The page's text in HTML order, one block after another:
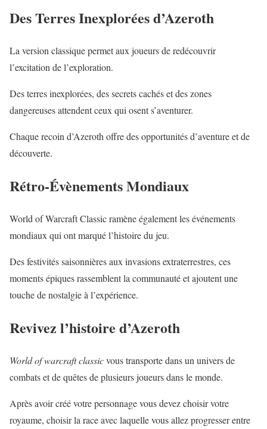
Des Terres Inexplorées d’Azeroth
La version classique permet aux joueurs de redécouvrir
l’excitation de l’exploration.
Des terres inexplorées, des secrets cachés et des zones
dangereuses attendent ceux qui osent s’aventurer.
Chaque recoin d’Azeroth offre des opportunités d’aventure et de
découverte.
Rétro-Évènements Mondiaux
World of Warcraft Classic ramène également les événements
mondiaux qui ont marqué l’histoire du jeu.
Des festivités saisonnières aux invasions extraterrestres, ces
moments épiques rassemblent la communauté et ajoutent une
touche de nostalgie à l’expérience.
Revivez l’histoire d’Azeroth
World of warcraft classicvous transporte dans un univers de
combats et de quêtes de plusieurs joueurs dans le monde.
Après avoir créé votre personnage vous devez choisir votre
royaume, choisir la race avec laquelle vous allez progresser entre